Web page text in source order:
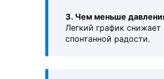
3. Чем меньше
Легкий график
спонтанной радости.